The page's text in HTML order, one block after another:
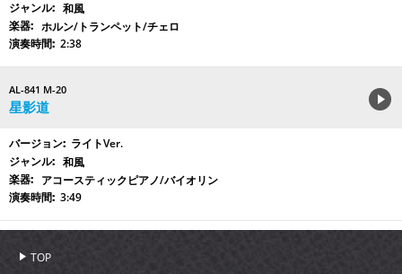
和風
ホルン/トランペット/チェロ
2:38
AL-841 M-20
星影道
ライトVer.
和風
アコースティックピアノ/バイオリン
3:49
TOP